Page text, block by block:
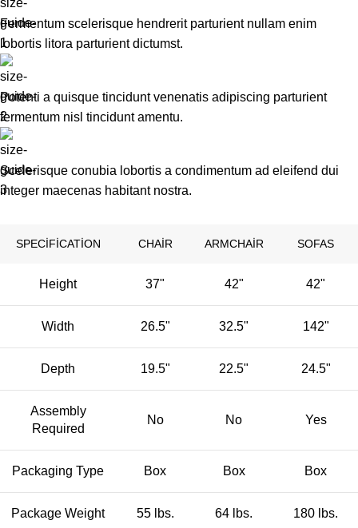
Fermentum scelerisque hendrerit parturient nullam enim
lobortis litora parturient dictumst.
Potenti a quisque tincidunt venenatis adipiscing parturient
fermentum nisl tinciduntamentu.
Scelerisque conubia lobortis a condimentum ad eleifend dui
integer maecenas habitant nostra.
SPECIFICATION CHAIR ARMCHAIR SOFAS
Height 37" 42" 42"
Width 26.5" 32.5" 142"
Depth 19.5" 22.5" 24.5"
Assembly
Required
No No Yes
Packaging Type Box Box Box
Package Weight 55 lbs. 64 lbs. 180 lbs.